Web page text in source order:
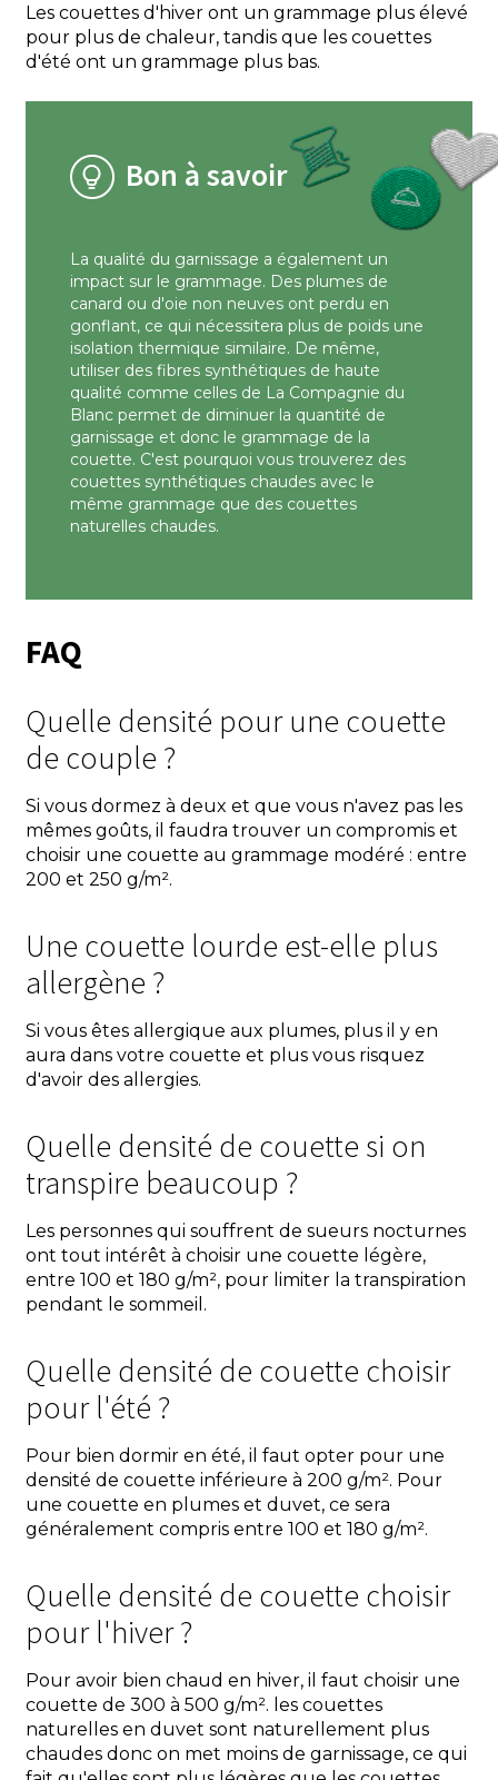
Les couettes d'hiver ont un grammage plus élevé
pour plus de chaleur, tandis que les couettes
d'été ont un grammage plus bas.
Bon à savoir
La qualité du garnissage a également un
impact sur le grammage. Des plumes de
canard ou d'oie non neuves ont perdu en
gonflant, ce qui nécessitera plus de poids une
isolation thermique similaire. De même,
utiliser des fibres synthétiques de haute
qualité comme celles de La Compagnie du
Blanc permet de diminuer la quantité de
garnissage et donc le grammage de la
couette. C'est pourquoi vous trouverez des
couettes synthétiques chaudes avec le
même grammage que des couettes
naturelles chaudes.
FAQ
Quelle densité pour une couette
de couple ?
Si vous dormez à deux et que vous n'avez pas les
mêmes goûts, il faudra trouver un compromis et
choisir une couette au grammage modéré : entre
200 et 250 g/m².
Une couette lourde est-elle plus
allergène ?
Si vous êtes allergique aux plumes, plus il y en
aura dans votre couette et plus vous risquez
d'avoir des allergies.
Quelle densité de couette si on
transpire beaucoup ?
Les personnes qui souffrent de sueurs nocturnes
ont tout intérêt à choisir une couette légère,
entre 100 et 180 g/m², pour limiter la transpiration
pendant le sommeil.
Quelle densité de couette choisir
pour l'été ?
Pour bien dormir en été, il faut opter pour une
densité de couette inférieure à 200 g/m². Pour
une couette en plumes et duvet, ce sera
généralement compris entre 100 et 180 g/m².
Quelle densité de couette choisir
pour l'hiver ?
Pour avoir bien chaud en hiver, il faut choisir une
couette de 300 à 500 g/m². les couettes
naturelles en duvet sont naturellement plus
chaudes donc on met moins de garnissage, ce qui